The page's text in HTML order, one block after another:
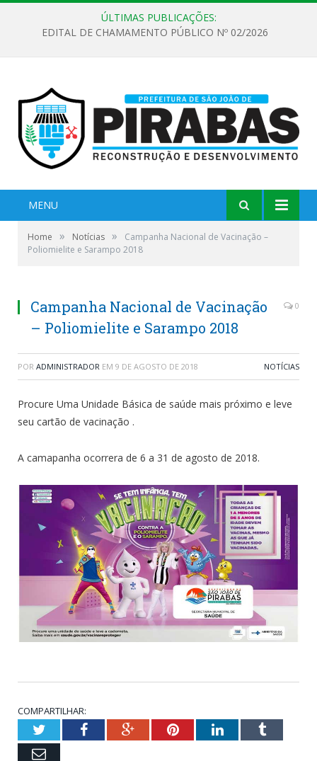
ÚLTIMAS PUBLICAÇÕES:
EDITAL DE CHAMAMENTO PÚBLICO Nº 02/2026
MENU
Home » Notícias »
Campanha Nacional de Vacinação –
Poliomielite e Sarampo 2018
Campanha Nacional de Vacinação
– Poliomielite e Sarampo 2018
0
POR ADMINISTRADOR EM 9 DE AGOSTO DE 2018 NOTÍCIAS
Procure Uma Unidade Básica de saúde mais próximo e leve
seu cartão de vacinação .
A camapanha ocorrera de 6 a 31 de agosto de 2018.
COMPARTILHAR:
TwitterFacebookGoogle+PinterestLinkedInTumblr
Email